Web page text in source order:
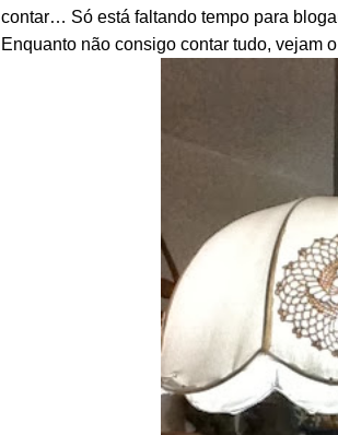
contar… Só está faltando tempo para
Enquanto não consigo contar tudo, vejam